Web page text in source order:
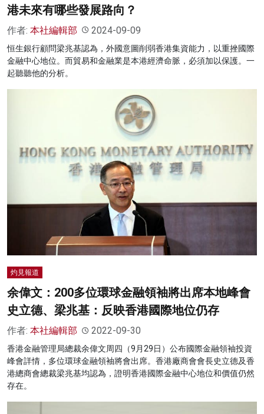
港未來有哪些發展路向？
作者: 本社編輯部 2024-09-09
恒生銀行顧問梁兆基認為，外國意圖削弱香港集資能力，以重挫國際
金融中心地位。而貿易和金融業是本港經濟命脈，必須加以保護。一
起聽聽他的分析。
灼見報道
余偉文：200多位環球金融領袖將出席本地峰會
史立德、梁兆基：反映香港國際地位仍存
作者: 本社編輯部 2022-09-30
香港金融管理局總裁余偉文周四（9月29日）公布國際金融領袖投資
峰會詳情，多位環球金融領袖將會出席。香港廠商會會長史立德及香
港總商會總裁梁兆基均認為，證明香港國際金融中心地位和價值仍然
存在。